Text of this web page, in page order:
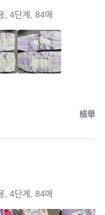
, 4단계, 84매
檢舉
, 4단계, 84매